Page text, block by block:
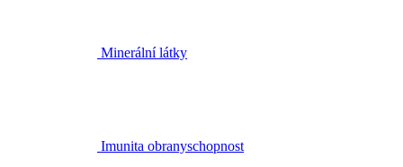
Minerální látky
Imunita obranyschopnost